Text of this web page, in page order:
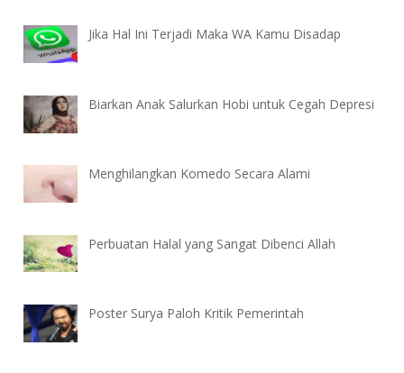
Jika Hal Ini Terjadi Maka WA Kamu Disadap
Biarkan Anak Salurkan Hobi untuk Cegah Depresi
Menghilangkan Komedo Secara Alami
Perbuatan Halal yang Sangat Dibenci Allah
Poster Surya Paloh Kritik Pemerintah